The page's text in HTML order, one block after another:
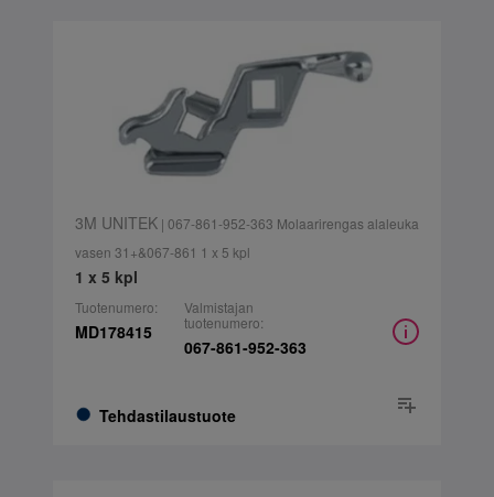
3M UNITEK| 067-861-952-363 Molaarirengas alaleuka
vasen 31+&067-861 1 x 5 kpl
1 x 5 kpl
Tuotenumero:
MD178415
Tehdastilaustuote
Valmistajan
tuotenumero:
067-861-952-363